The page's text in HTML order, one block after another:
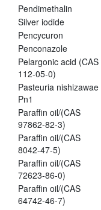
Pendimethalin
Silver iodide
Pencycuron
Penconazole
Pelargonic acid (CAS
112-05-0)
Pasteuria nishizawae
Pn1
Paraffin oil/(CAS
97862-82-3)
Paraffin oil/(CAS
8042-47-5)
Paraffin oil/(CAS
72623-86-0)
Paraffin oil/(CAS
64742-46-7)